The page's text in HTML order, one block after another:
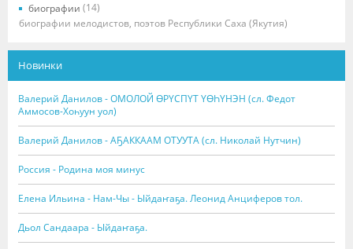
биографии (14)
биографии мелодистов, поэтов Республики Саха (Якутия)
Новинки
Валерий Данилов - ОМОЛОЙ ӨРҮСПҮТ ҮӨҺҮНЭН (сл. Федот
Аммосов-Хоһуун уол)
Валерий Данилов - АҔАККААМ ОТУУТА (сл. Николай Нутчин)
Россия - Родина моя минус
Елена Ильина - Нам-Чы - Ыйдаҥаҕа. Леонид Анциферов тол.
Дьол Сандаара - Ыйдаҥаҕа.